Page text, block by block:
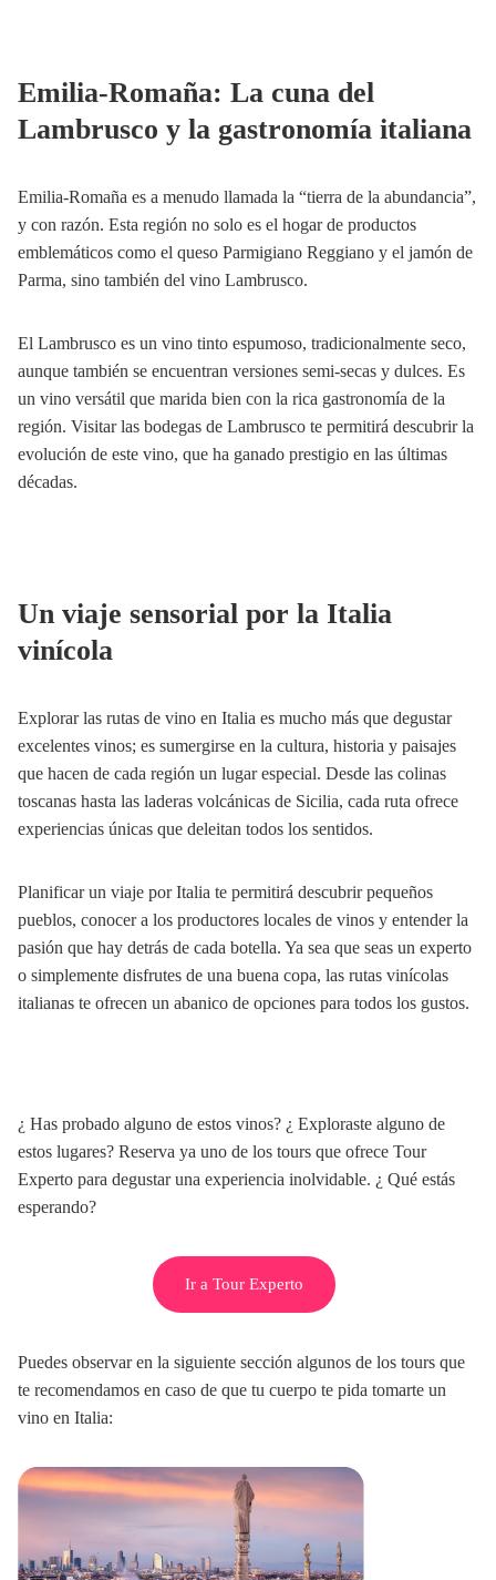
Emilia-Romaña: La cuna del
Lambrusco y la gastronomía italiana
Emilia-Romaña es a menudo llamada la “tierra de la abundancia”,
y con razón. Esta región no solo es el hogar de productos
emblemáticos como el queso Parmigiano Reggiano y el jamón de
Parma, sino también del vino Lambrusco.
El Lambrusco es un vino tinto espumoso, tradicionalmente seco,
aunque también se encuentran versiones semi-secas y dulces. Es
un vino versátil que marida bien con la rica gastronomía de la
región. Visitar las bodegas de Lambrusco te permitirá descubrir la
evolución de este vino, que ha ganado prestigio en las últimas
décadas.
Un viaje sensorial por la Italia
vinícola
Explorar las rutas de vino en Italia es mucho más que degustar
excelentes vinos; es sumergirse en la cultura, historia y paisajes
que hacen de cada región un lugar especial. Desde las colinas
toscanas hasta las laderas volcánicas de Sicilia, cada ruta ofrece
experiencias únicas que deleitan todos los sentidos.
Planificar un viaje por Italia te permitirá descubrir pequeños
pueblos, conocer a los productores locales de vinos y entender la
pasión que hay detrás de cada botella. Ya sea que seas un experto
o simplemente disfrutes de una buena copa, las rutas vinícolas
italianas te ofrecen un abanico de opciones para todos los gustos.
¿ Has probado alguno de estos vinos? ¿ Exploraste alguno de
estos lugares? Reserva ya uno de los tours que ofrece Tour
Experto para degustar una experiencia inolvidable. ¿ Qué estás
esperando?
Ir a Tour Experto
Puedes observar en la siguiente sección algunos de los tours que
te recomendamos en caso de que tu cuerpo te pida tomarte un
vino en Italia: